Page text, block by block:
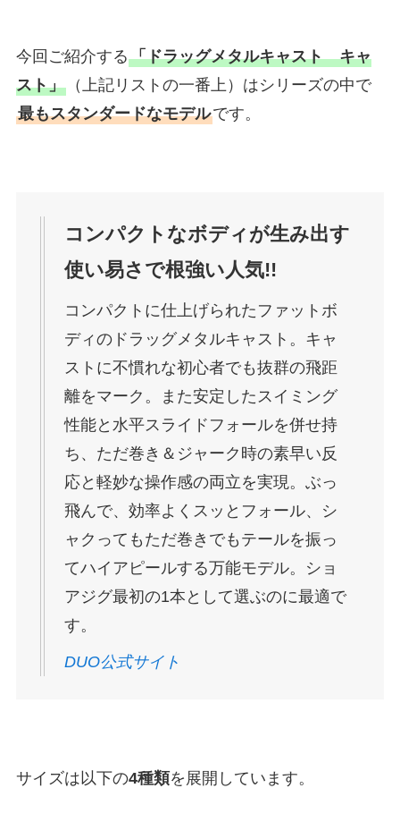
今回ご紹介する「ドラッグメタルキャスト キャ
スト」（上記リストの一番上）はシリーズの中で
最もスタンダードなモデルです。
コンパクトなボディが生み出す
使い易さで根強い人気!!
コンパクトに仕上げられたファットボ
ディのドラッグメタルキャスト。キャ
ストに不慣れな初心者でも抜群の飛距
離をマーク。また安定したスイミング
性能と水平スライドフォールを併せ持
ち、ただ巻き＆ジャーク時の素早い反
応と軽妙な操作感の両立を実現。ぶっ
飛んで、効率よくスッとフォール、シ
ャクってもただ巻きでもテールを振っ
てハイアピールする万能モデル。ショ
アジグ最初の1本として選ぶのに最適で
す。
DUO公式サイト
サイズは以下の4種類を展開しています。